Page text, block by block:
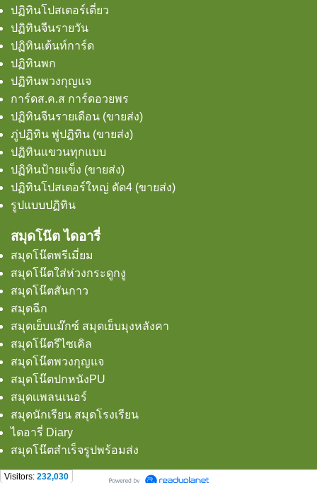
ปฏิทินโปสเตอร์เดี่ยว
ปฏิทินจีนรายวัน
ปฏิทินเต้นท์การ์ด
ปฏิทินพก
ปฏิทินพวงกุญแจ
การ์ดส.ค.ส การ์ดอวยพร
ปฏิทินจีนรายเดือน (ขายส่ง)
ภู่ปฏิทิน พู่ปฏิทิน (ขายส่ง)
ปฏิทินแขวนทุกแบบ
ปฏิทินป้ายแข็ง (ขายส่ง)
ปฏิทินโปสเตอร์ใหญ่ ตัด4 (ขายส่ง)
รูปแบบปฏิทิน
สมุดโน๊ต ไดอารี่
สมุดโน๊ตพรีเมี่ยม
สมุดโน๊ตใส่ห่วงกระดูกงู
สมุดโน๊ตสันกาว
สมุดฉีก
สมุดเย็บแม๊กซ์ สมุดเย็บมุงหลังคา
สมุดโน๊ตรีไซเคิล
สมุดโน๊ตพวงกุญแจ
สมุดโน๊ตปกหนังPU
สมุดเเพลนเนอร์
สมุดนักเรียน สมุดโรงเรียน
ไดอารี่ Diary
สมุดโน๊ตสำเร็จรูปพร้อมส่ง
Visitors: 232,030